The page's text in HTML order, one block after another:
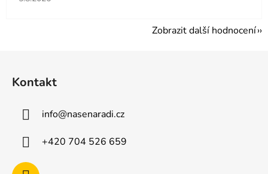
Zobrazit další hodnocení
Kontakt
info@nasenaradi.cz
+420 704 526 659